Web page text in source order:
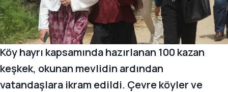
Köy hayrı kapsamında hazırlanan 100 kazan
keşkek, okunan mevlidin ardından
vatandaşlara ikram edildi. Çevre köyler ve